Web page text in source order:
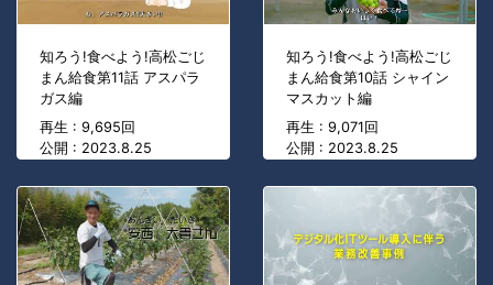
知ろう!食べよう!高松ごじ
まん給食第11話 アスパラ
ガス編
再生 : 9,695回
公開 : 2023.8.25
知ろう!食べよう!高松ごじ
まん給食第10話 シャイン
マスカット編
再生 : 9,071回
公開 : 2023.8.25